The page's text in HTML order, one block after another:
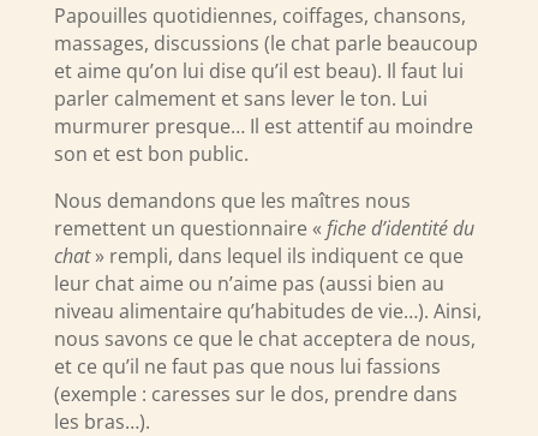
Papouilles quotidiennes, coiffages, chansons,
massages, discussions (le chat parle beaucoup
et aime qu’on lui dise qu’il est beau). Il faut lui
parler calmement et sans lever le ton. Lui
murmurer presque… Il est attentif au moindre
son et est bon public.
Nous demandons que les maîtres nous
remettent un questionnaire « fiche d’identité du
chat» rempli, dans lequel ils indiquent ce que
leur chat aime ou n’aime pas (aussi bien au
niveau alimentaire qu’habitudes de vie…). Ainsi,
nous savons ce que le chat acceptera de nous,
et ce qu’il ne faut pas que nous lui fassions
(exemple : caresses sur le dos, prendre dans
les bras…).